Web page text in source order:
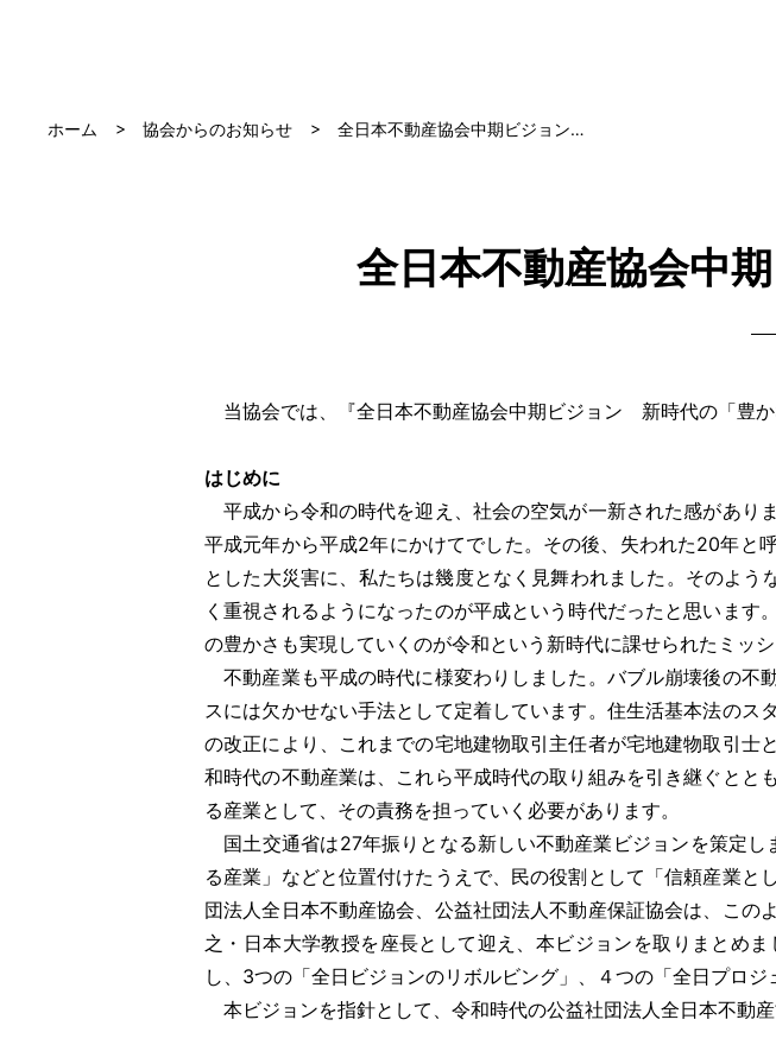
ホーム 協会からのお知らせ 全日本不動産協会中期ビジョン…
全日本不動産協会中
当協会では、『全日本不動産協会中期ビジョン 新時代の「豊か
はじめに
平成から令和の時代を迎え、社会の空気が一新された感があり
平成元年から平成2年にかけてでした。その後、失われた20年と
とした大災害に、私たちは幾度となく見舞われました。そのよ
く重視されるようになったのが平成という時代だったと思いま
の豊かさも実現していくのが令和という新時代に課せられたミッ
不動産業も平成の時代に様変わりしました。バブル崩壊後の不
スには欠かせない手法として定着しています。住生活基本法の
の改正により、これまでの宅地建物取引主任者が宅地建物取引
和時代の不動産業は、これら平成時代の取り組みを引き継ぐと
る産業として、その責務を担っていく必要があります。
国土交通省は27年振りとなる新しい不動産業ビジョンを策定
る産業」などと位置付けたうえで、民の役割として「信頼産業
団法人全日本不動産協会、公益社団法人不動産保証協会は、こ
之・日本大学教授を座長として迎え、本ビジョンを取りまとめ
し、3つの「全日ビジョンのリボルビング」、４つの「全日プロ
本ビジョンを指針として、令和時代の公益社団法人全日本不動